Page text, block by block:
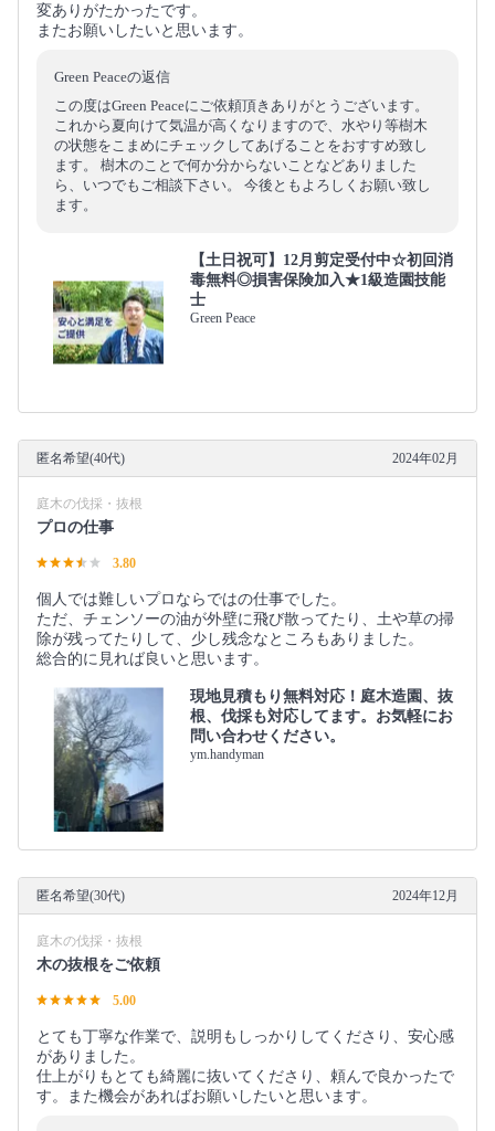
変ありがたかったです。
またお願いしたいと思います。
Green Peaceの返信
この度はGreen Peaceにご依頼頂きありがとうございます。
これから夏向けて気温が高くなりますので、水やり等樹木
の状態をこまめにチェックしてあげることをおすすめ致し
ます。 樹木のことで何か分からないことなどありました
ら、いつでもご相談下さい。 今後ともよろしくお願い致し
ます。
【土日祝可】12月剪定受付中☆初回消
毒無料◎損害保険加入★1級造園技能
士
Green Peace
匿名希望(40代) 2024年02月
庭木の伐採・抜根
プロの仕事
3.80
個人では難しいプロならではの仕事でした。
ただ、チェンソーの油が外壁に飛び散ってたり、土や草の掃
除が残ってたりして、少し残念なところもありました。
総合的に見れば良いと思います。
現地見積もり無料対応！庭木造園、抜
根、伐採も対応してます。お気軽にお
問い合わせください。
ym.handyman
匿名希望(30代) 2024年12月
庭木の伐採・抜根
木の抜根をご依頼
5.00
とても丁寧な作業で、説明もしっかりしてくださり、安心感
がありました。
仕上がりもとても綺麗に抜いてくださり、頼んで良かったで
す。また機会があればお願いしたいと思います。